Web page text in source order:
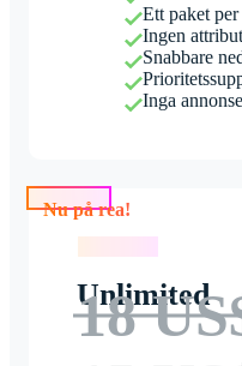
Ett paket per
Ingen
Snabbare
Inga
Nu på rea!
Unlimited
18